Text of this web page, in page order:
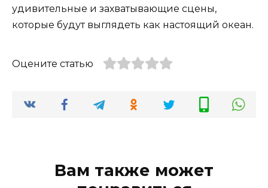
удивительные и захватывающие сцены,
которые будут выглядеть как настоящий океан.
Оцените статью
Вам также может